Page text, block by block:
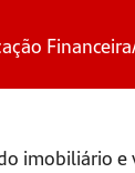
Financeira
imobiliário